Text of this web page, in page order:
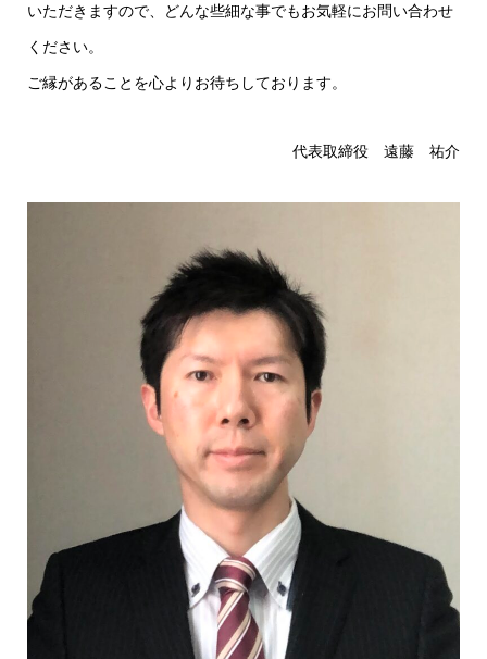
いただきますので、どんな些細な事でもお気軽にお問い合わせ
ください。
ご縁があることを心よりお待ちしております。
代表取締役 遠藤 祐介